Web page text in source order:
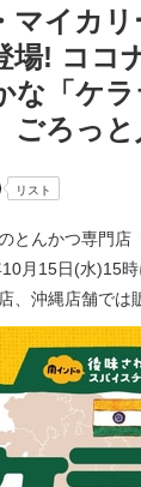
マイカ
場! ココ
な「ケ
ごろっ
リスト
とんかつ専門店
月15日(水)15
、沖縄店舗では